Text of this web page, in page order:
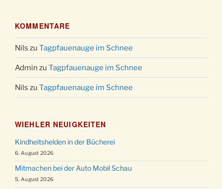
KOMMENTARE
Nils zu Tagpfauenauge im Schnee
Admin zu Tagpfauenauge im Schnee
Nils zu Tagpfauenauge im Schnee
WIEHLER NEUIGKEITEN
Kindheitshelden in der Bücherei
6. August 2026
Mitmachen bei der Auto Mobil Schau
5. August 2026